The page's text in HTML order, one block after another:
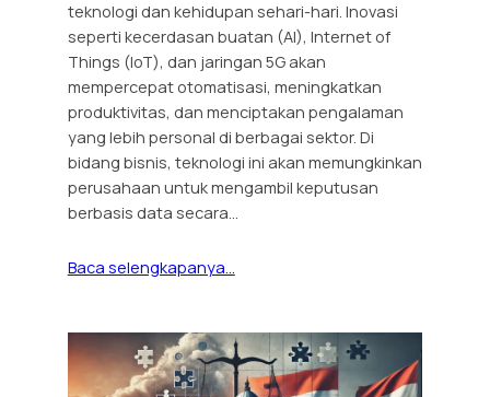
teknologi dan kehidupan sehari-hari. Inovasi
seperti kecerdasan buatan (AI), Internet of
Things (IoT), dan jaringan 5G akan
mempercepat otomatisasi, meningkatkan
produktivitas, dan menciptakan pengalaman
yang lebih personal di berbagai sektor. Di
bidang bisnis, teknologi ini akan memungkinkan
perusahaan untuk mengambil keputusan
berbasis data secara…
Baca selengkapanya…